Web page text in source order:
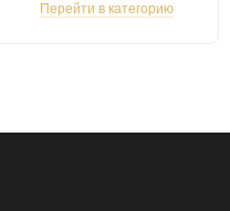
Перейти в категорию